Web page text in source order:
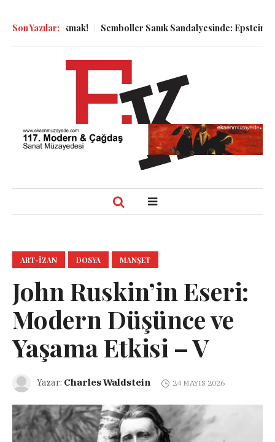
Son Yazılar:
Bakmak! Semboller Sanık Sandalyesinde: Epstein vakası
ART-IZAN DOSYA MANŞET
John Ruskin’in Eseri:
Modern Düşünce ve
Yaşama Etkisi – V
Yazar: Charles Waldstein 24 MAYIS 2026